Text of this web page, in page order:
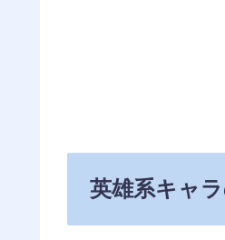
英雄系キャ